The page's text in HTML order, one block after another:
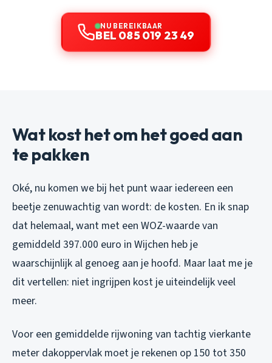
NU BEREIKBAAR
BEL 085 019 23 49
Wat kost het om het goed aan
te pakken
Oké, nu komen we bij het punt waar iedereen een
beetje zenuwachtig van wordt: de kosten. En ik snap
dat helemaal, want met een WOZ-waarde van
gemiddeld 397.000 euro in Wijchen heb je
waarschijnlijk al genoeg aan je hoofd. Maar laat me je
dit vertellen: niet ingrijpen kost je uiteindelijk veel
meer.
Voor een gemiddelde rijwoning van tachtig vierkante
meter dakoppervlak moet je rekenen op 150 tot 350